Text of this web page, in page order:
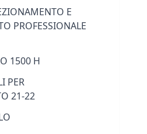
E
PROFESSIONALE
1500 H
PER
21-22